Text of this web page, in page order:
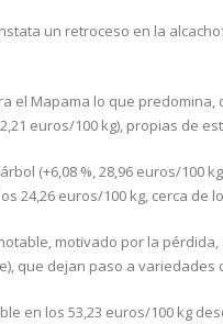
un retroceso en la
el Mapama lo que
euros/100 kg), propias de
(+6,08 %, 28,96 euros/100
24,26 euros/100 kg, cerca de
motivado por la
que dejan paso a
en los 53,23 euros/100 kg